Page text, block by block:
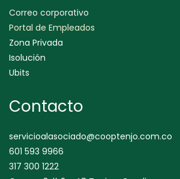
Correo corporativo
Portal de Empleados
Zona Privada
Isolución
Ubits
Contacto
servicioalasociado@cooptenjo.com.co
601 593 9966
317 300 1222